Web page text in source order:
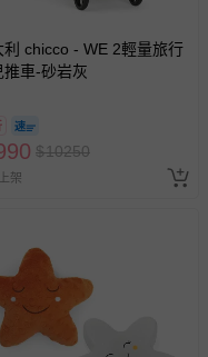
利 chicco - WE 2輕量旅行
推車-砂岩灰
$10250
架